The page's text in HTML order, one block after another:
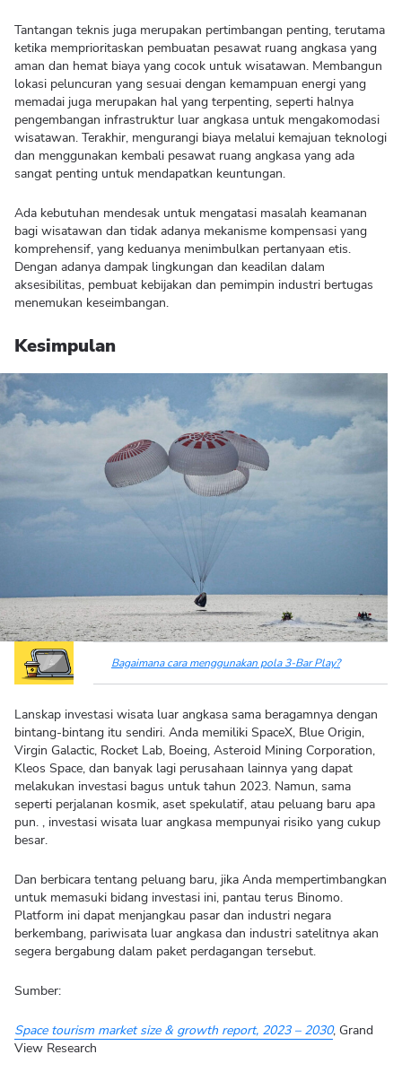
Tantangan teknis juga merupakan pertimbangan penting, terutama
ketika memprioritaskan pembuatan pesawat ruang angkasa yang
aman dan hemat biaya yang cocok untuk wisatawan. Membangun
lokasi peluncuran yang sesuai dengan kemampuan energi yang
memadai juga merupakan hal yang terpenting, seperti halnya
pengembangan infrastruktur luar angkasa untuk mengakomodasi
wisatawan. Terakhir, mengurangi biaya melalui kemajuan teknologi
dan menggunakan kembali pesawat ruang angkasa yang ada
sangat penting untuk mendapatkan keuntungan.
Ada kebutuhan mendesak untuk mengatasi masalah keamanan
bagi wisatawan dan tidak adanya mekanisme kompensasi yang
komprehensif, yang keduanya menimbulkan pertanyaan etis.
Dengan adanya dampak lingkungan dan keadilan dalam
aksesibilitas, pembuat kebijakan dan pemimpin industri bertugas
menemukan keseimbangan.
Kesimpulan
Bagaimana cara menggunakan pola 3-Bar Play?
Lanskap investasi wisata luar angkasa sama beragamnya dengan
bintang-bintang itu sendiri. Anda memiliki SpaceX, Blue Origin,
Virgin Galactic, Rocket Lab, Boeing, Asteroid Mining Corporation,
Kleos Space, dan banyak lagi perusahaan lainnya yang dapat
melakukan investasi bagus untuk tahun 2023. Namun, sama
seperti perjalanan kosmik, aset spekulatif, atau peluang baru apa
pun. , investasi wisata luar angkasa mempunyai risiko yang cukup
besar.
Dan berbicara tentang peluang baru, jika Anda mempertimbangkan
untuk memasuki bidang investasi ini, pantau terus Binomo.
Platform ini dapat menjangkau pasar dan industri negara
berkembang, pariwisata luar angkasa dan industri satelitnya akan
segera bergabung dalam paket perdagangan tersebut.
Sumber:
Space tourism market size & growth report, 2023 – 2030, Grand
View Research